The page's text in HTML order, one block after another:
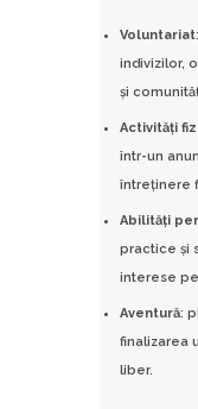
Voluntariat
indivizilor,
şi
Activităţi
într-un
întreţinere
Abilităţi
practice şi
interese
Aventură:
finalizarea
liber.